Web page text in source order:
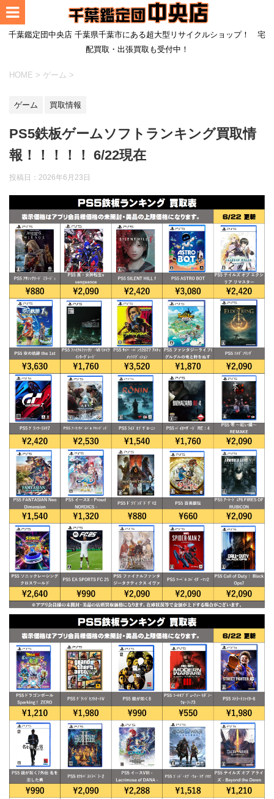
千葉鑑定団中央店 千葉県千葉市にある超大型リサイクルショップ！ 宅
配買取・出張買取も受付中！
HOME > ゲーム >
ゲーム 買取情報
PS5鉄板ゲームソフトランキング買取情
報！！！！！ 6/22現在
投稿日： 2026年6月23日